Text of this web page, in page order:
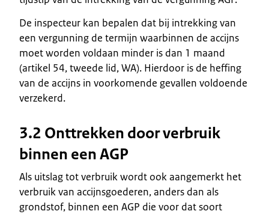
De inspecteur kan bepalen dat bij intrekking van
een vergunning de termijn waarbinnen de accijns
moet worden voldaan minder is dan 1 maand
(artikel 54, tweede lid, WA). Hierdoor is de heffing
van de accijns in voorkomende gevallen voldoende
verzekerd.
3.2 Onttrekken door verbruik
binnen een AGP
Als uitslag tot verbruik wordt ook aangemerkt het
verbruik van accijnsgoederen, anders dan als
grondstof, binnen een AGP die voor dat soort